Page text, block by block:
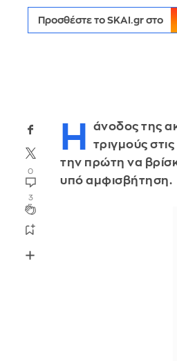
Προσθέστε το SKAI.gr στο
0
3
Η
άνοδος της
τριγμούς
την πρώτη να
υπό αμφισβήτηση.